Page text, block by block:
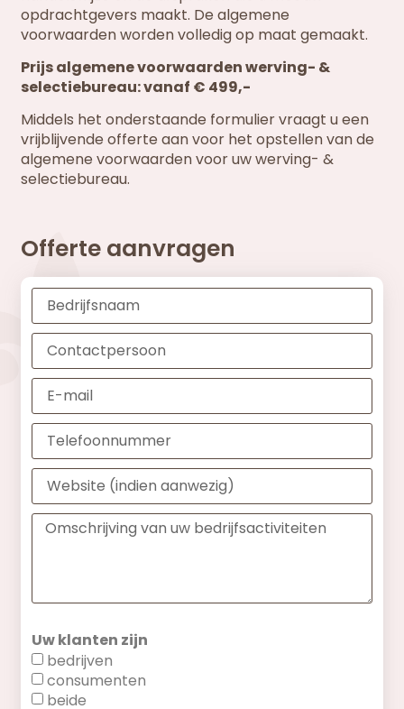
opdrachtgevers maakt. De algemene
voorwaarden worden volledig op maat gemaakt.
Prijs algemene voorwaarden werving- &
selectiebureau: vanaf € 499,-
Middels het onderstaande formulier vraagt u een
vrijblijvende offerte aan voor het opstellen van de
algemene voorwaarden voor uw werving- &
selectiebureau.
Offerte aanvragen
Uw klanten zijn
bedrijven
consumenten
beide